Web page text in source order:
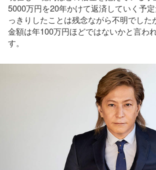
5000万円を20年かけて返済していく予
っきりしたことは残念ながら不明でした
金額は年100万円ほどではないかと言わ
す。